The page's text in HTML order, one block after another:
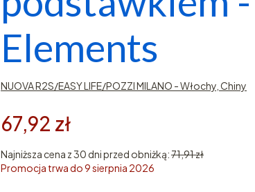
Elements
NUOVA R2S/EASY LIFE/POZZI MILANO - Włochy, Chiny
67,92 zł
Najniższa cena z 30 dni przed obniżką:71,91 zł
Promocja trwa do 9 sierpnia 2026